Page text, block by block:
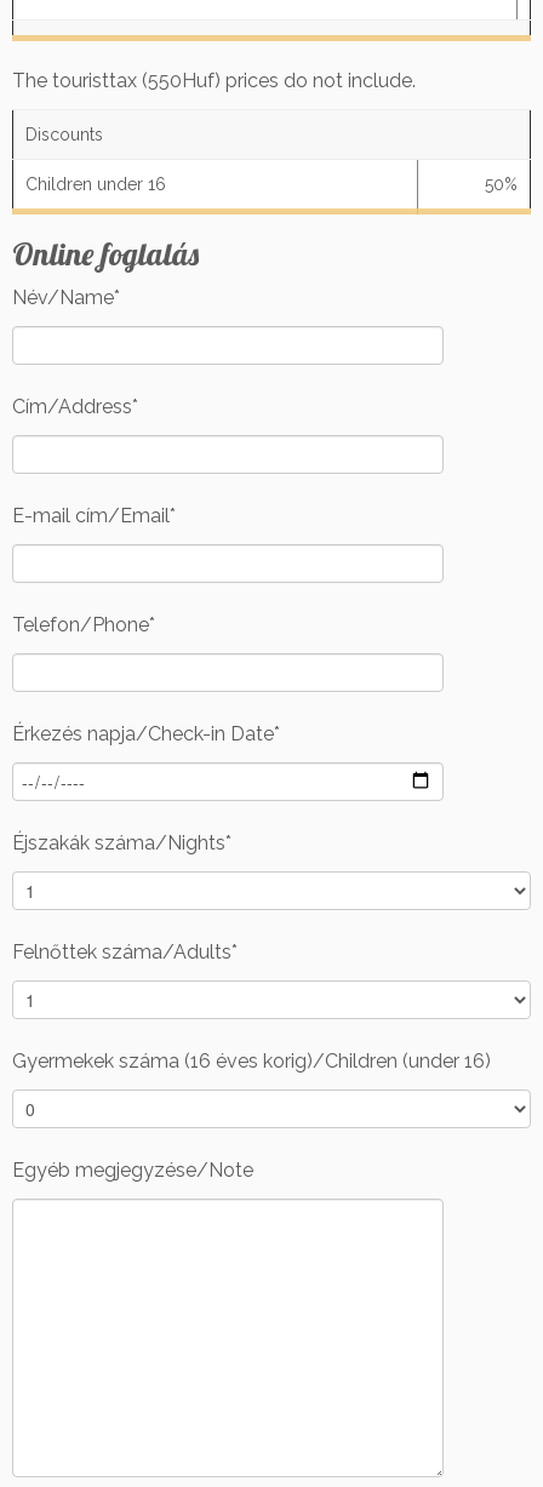
The touristtax (550Huf) prices do not include.
Discounts
Children under 16 50%
Online foglalás
Név/Name*
Cím/Address*
E-mail cím/Email*
Telefon/Phone*
Érkezés napja/Check-in Date*
Éjszakák száma/Nights*
Felnőttek száma/Adults*
Gyermekek száma (16 éves korig)/Children (under 16)
Egyéb megjegyzése/Note